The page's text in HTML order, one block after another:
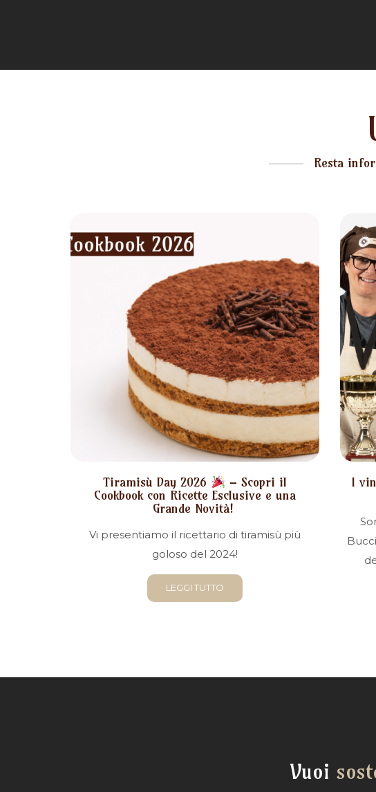
Resta
Tiramisù Day 2026
– Scopri il
Cookbook con Ricette Esclusive e una
Grande Novità!
Vi presentiamo il ricettario di tiramisù più
goloso del 2024!
LEGGI TUTTO
I
Vuoi